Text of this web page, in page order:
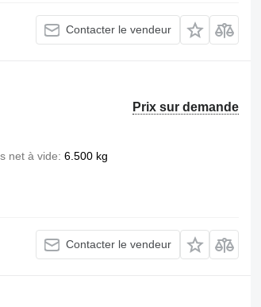
Contacter le vendeur
Prix sur demande
net à vide 6.500 kg
Contacter le vendeur